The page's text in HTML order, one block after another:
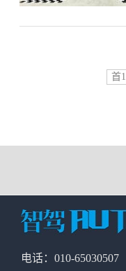
首
电话：010-65030507